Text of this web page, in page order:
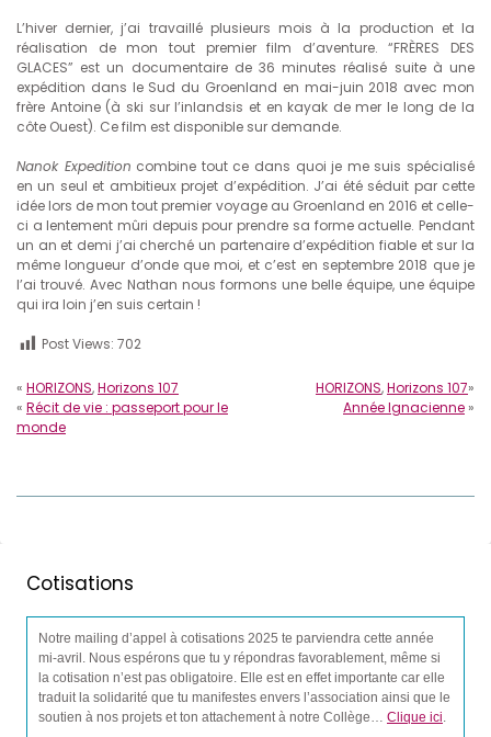
L’hiver dernier, j’ai travaillé plusieurs mois à la production et la
réalisation de mon tout premier film d’aventure. “FRÈRES DES
GLACES” est un documentaire de 36 minutes réalisé suite à une
expédition dans le Sud du Groenland en mai-juin 2018 avec mon
frère Antoine (à ski sur l’inlandsis et en kayak de mer le long de la
côte Ouest). Ce film est disponible sur demande.
Nanok Expedition combine tout ce dans quoi je me suis spécialisé
en un seul et ambitieux projet d’expédition. J’ai été séduit par cette
idée lors de mon tout premier voyage au Groenland en 2016 et celle-
ci a lentement mûri depuis pour prendre sa forme actuelle. Pendant
un an et demi j’ai cherché un partenaire d’expédition fiable et sur la
même longueur d’onde que moi, et c’est en septembre 2018 que je
l’ai trouvé. Avec Nathan nous formons une belle équipe, une équipe
qui ira loin j’en suis certain !
Post Views: 702
« HORIZONS,Horizons 107
« Récit de vie : passeport pour le
monde
HORIZONS,Horizons 107»
Année Ignacienne »
Cotisations
Notre mailing d’appel à cotisations 2025 te parviendra cette année
mi-avril. Nous espérons que tu y répondras favorablement, même si
la cotisation n’est pas obligatoire. Elle est en effet importante car elle
traduit la solidarité que tu manifestes envers l’association ainsi que le
soutien à nos projets et ton attachement à notre Collège… Clique ici.